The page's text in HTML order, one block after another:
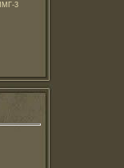
3